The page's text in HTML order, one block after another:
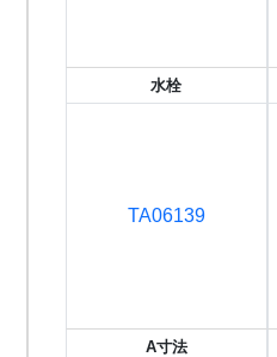
水栓
TA06139
A寸法